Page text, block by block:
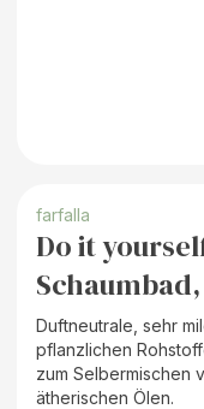
farfalla
Do it
Duftneutrale, sehr
pflanzlichen
zum Selbermischen
ätherischen Ölen.